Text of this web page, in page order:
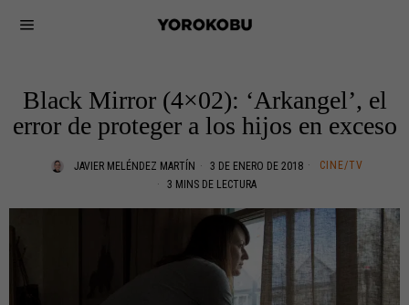
Black Mirror (4×02): ‘Arkangel’, el
error de proteger a los hijos en exceso
JAVIER MELÉNDEZ MARTÍN 3 DE ENERO DE 2018
CINE/TV
3 MINS DE LECTURA